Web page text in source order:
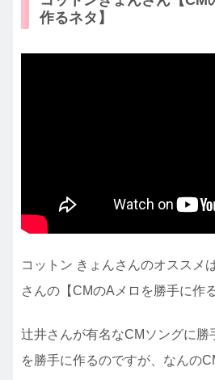
作るネタ】
コットン きょんさんのオススメ
さんの【CMのAメロを勝手に作
辻井さんが有名なCMソングに勝
を勝手に作るのですが、なんの